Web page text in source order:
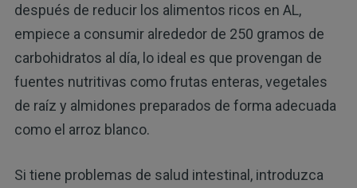
después de reducir los alimentos ricos en AL,
empiece a consumir alrededor de 250 gramos de
carbohidratos al día, lo ideal es que provengan de
fuentes nutritivas como frutas enteras, vegetales
de raíz y almidones preparados de forma adecuada
como el arroz blanco.
Si tiene problemas de salud intestinal, introduzca